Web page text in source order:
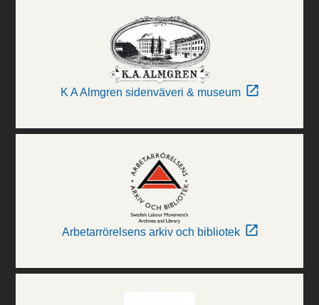
K A Almgren sidenväveri & museum
Arbetarrörelsens arkiv och bibliotek